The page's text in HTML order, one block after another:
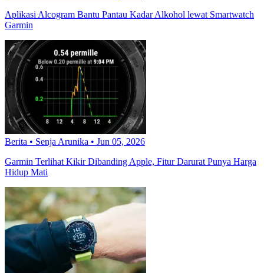
Aplikasi Alcogram Bantu Pantau Kadar Alkohol lewat Smartwatch
Garmin
Berita • Senja Arunika • Jun 05, 2026
Garmin Terlihat Kikir Dibanding Apple, Fitur Darurat Punya Harga
Hidup Mati